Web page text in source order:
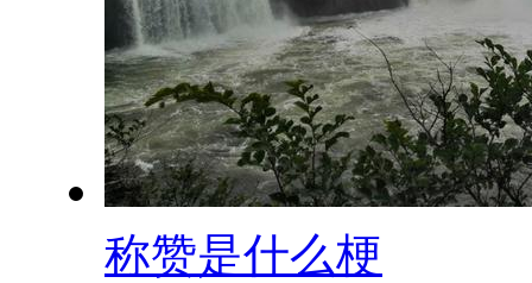
称赞是什么梗